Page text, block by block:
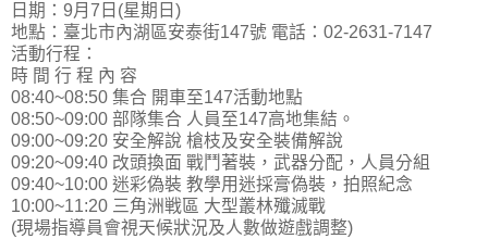
日期：9月7日(星期日)
地點：臺北市內湖區安泰街147號 電話：02-2631-7147
活動行程：
時 間 行 程 內 容
08:40~08:50 集合 開車至147活動地點
08:50~09:00 部隊集合 人員至147高地集結。
09:00~09:20 安全解說 槍枝及安全裝備解說
09:20~09:40 改頭換面 戰鬥著裝，武器分配，人員分組
09:40~10:00 迷彩偽裝 教學用迷採膏偽裝，拍照紀念
10:00~11:20 三角洲戦區 大型叢林殲滅戰
(現場指導員會視天候狀況及人數做遊戲調整)